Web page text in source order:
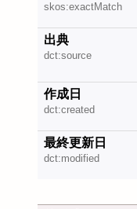
skos:exactMatch
出典
dct:source
作成日
dct:created
最終更新日
dct:modified